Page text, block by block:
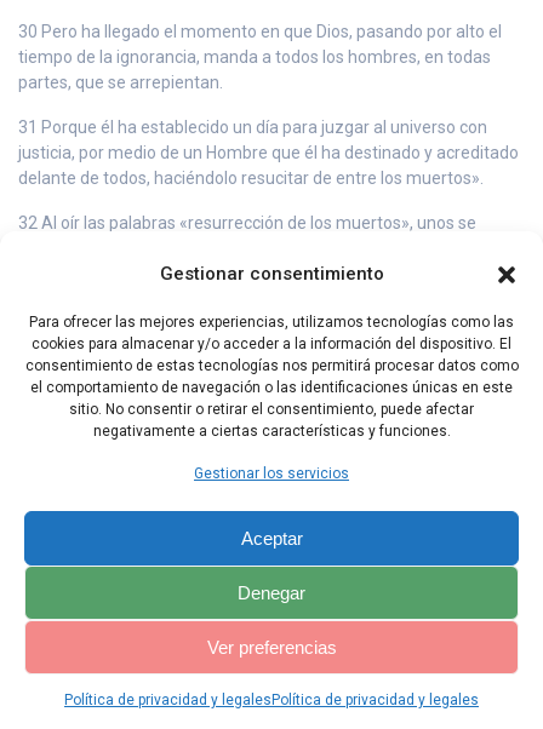
Gestionar consentimiento
Para ofrecer las mejores experiencias, utilizamos tecnologías como las
cookies para almacenar y/o acceder a la información del dispositivo. El
consentimiento de estas tecnologías nos permitirá procesar datos como
el comportamiento de navegación o las identificaciones únicas en este
sitio. No consentir o retirar el consentimiento, puede afectar
negativamente a ciertas características y funciones.
Gestionar los servicios
Aceptar
Denegar
Ver preferencias
Política de privacidad y legales Política de privacidad y legales
30 Pero ha llegado el momento en que Dios, pasando por alto el
tiempo de la ignorancia, manda a todos los hombres, en todas
partes, que se arrepientan.
31 Porque él ha establecido un día para juzgar al universo con
justicia, por medio de un Hombre que él ha destinado y acreditado
delante de todos, haciéndolo resucitar de entre los muertos».
32 Al oír las palabras «resurrección de los muertos», unos se
34 Sin embargo, algunos lo siguieron y abrazaron la fe. Entre ellos,
estaban Dionisio el Areopagita, una mujer llamada Dámaris y
algunos otros.
Capítulo Anterior Capítulo Siguiente